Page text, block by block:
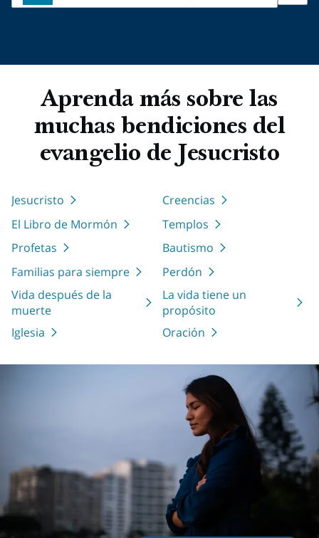
Aprenda más sobre las
muchas bendiciones del
evangelio de Jesucristo
Jesucristo
Creencias
El Libro de Mormón
Templos
Profetas
Bautismo
Familias para siempre
Perdón
Vida después de la
muerte
La vida tiene un
propósito
Iglesia
Oración